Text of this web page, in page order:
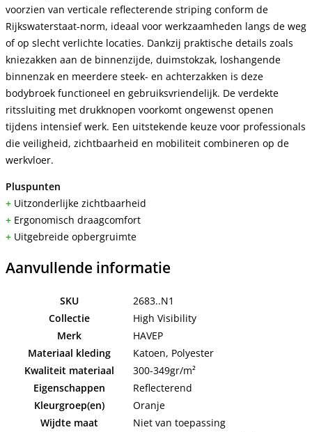
voorzien van verticale reflecterende striping conform de
Rijkswaterstaat-norm, ideaal voor werkzaamheden langs de weg
of op slecht verlichte locaties. Dankzij praktische details zoals
kniezakken aan de binnenzijde, duimstokzak, loshangende
binnenzak en meerdere steek- en achterzakken is deze
bodybroek functioneel en gebruiksvriendelijk. De verdekte
ritssluiting met drukknopen voorkomt ongewenst openen
tijdens intensief werk. Een uitstekende keuze voor professionals
die veiligheid, zichtbaarheid en mobiliteit combineren op de
werkvloer.
Pluspunten
+ Uitzonderlijke zichtbaarheid
+ Ergonomisch draagcomfort
+ Uitgebreide opbergruimte
Aanvullende informatie
SKU
2683..N1
Collectie
High Visibility
Merk
HAVEP
Materiaal kleding
Katoen, Polyester
Kwaliteit materiaal
300-349gr/m²
Eigenschappen
Reflecterend
Kleurgroep(en)
Oranje
Wijdte maat
Niet van toepassing